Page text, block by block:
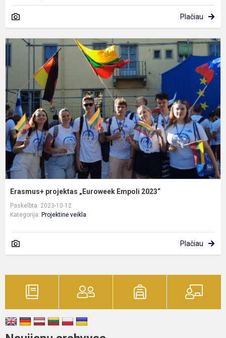
Plačiau
Erasmus+ projektas „Euroweek Empoli 2023“
Paskelbta: 2023-10-12
Kategorija: Projektinė veikla
Plačiau